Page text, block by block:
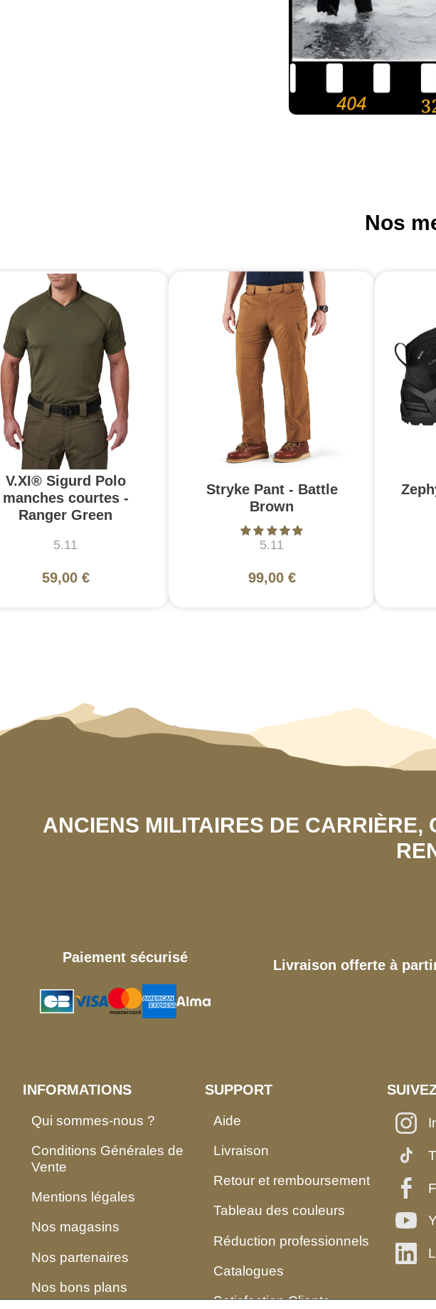
Nos
V.XI® Sigurd Polo
manches courtes -
Ranger Green
5.11
59,00 €
Stryke Pant - Battle
Brown
5.11
99,00 €
ANCIENS MILITAIRES DE CARRIÈRE,
Paiement sécurisé Livraison offerte à
INFORMATIONS
Qui sommes-nous ?
Conditions Générales de
Vente
Mentions légales
Nos magasins
Nos partenaires
Nos bons plans
SUPPORT
Aide
Livraison
Retour et remboursement
Tableau des couleurs
Réduction professionnels
Catalogues
Satisfaction Clients